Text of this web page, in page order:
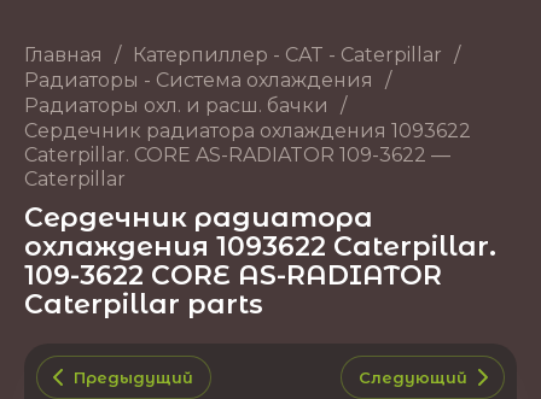
Главная / Катерпиллер - CAT - Caterpillar /
Радиаторы - Система охлаждения
/
Радиаторы охл. и расш. бачки
/
Сердечник радиатора охлаждения 1093622
Caterpillar. CORE AS-RADIATOR 109-3622 —
Caterpillar
Сердечник радиатора
охлаждения 1093622 Caterpillar.
109-3622 CORE AS-RADIATOR
Caterpillar parts
Предыдущий Следующий